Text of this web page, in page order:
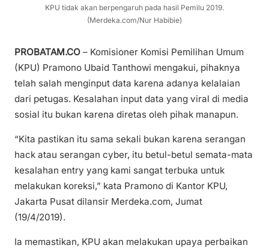
KPU tidak akan berpengaruh pada hasil Pemilu 2019.
(Merdeka.com/Nur Habibie)
PROBATAM.CO – Komisioner Komisi Pemilihan Umum
(KPU) Pramono Ubaid Tanthowi mengakui, pihaknya
telah salah menginput data karena adanya kelalaian
dari petugas. Kesalahan input data yang viral di media
sosial itu bukan karena diretas oleh pihak manapun.
“Kita pastikan itu sama sekali bukan karena serangan
hack atau serangan cyber, itu betul-betul semata-mata
kesalahan entry yang kami sangat terbuka untuk
melakukan koreksi,” kata Pramono di Kantor KPU,
Jakarta Pusat dilansir Merdeka.com, Jumat
(19/4/2019).
Ia memastikan, KPU akan melakukan upaya perbaikan